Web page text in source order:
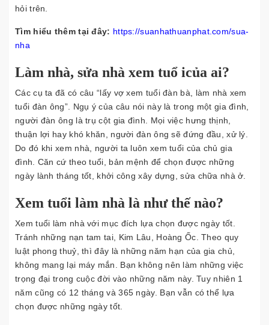
hỏi trên.
Tìm hiểu thêm tại đây: https://suanhathuanphat.com/sua-
nha
Làm nhà, sửa nhà xem tuổ icủa ai?
Các cụ ta đã có câu “lấy vợ xem tuổi đàn bà, làm nhà xem
tuổi đàn ông”. Ngụ ý của câu nói này là trong một gia đình,
người đàn ông là trụ cột gia đình. Mọi việc hưng thịnh,
thuận lợi hay khó khăn, người đàn ông sẽ đứng đầu, xử lý.
Do đó khi xem nhà, người ta luôn xem tuổi của chủ gia
đình. Căn cứ theo tuổi, bản mệnh để chọn được những
ngày lành tháng tốt, khởi công xây dựng, sửa chữa nhà ở.
Xem tuổi làm nhà là như thế nào?
Xem tuổi làm nhà với mục đích lựa chọn được ngày tốt.
Tránh những nạn tam tai, Kim Lâu, Hoàng Ốc. Theo quy
luật phong thuỷ, thì đây là những năm hạn của gia chủ,
không mang lại máy mắn. Bạn không nên làm những việc
trọng đại trong cuộc đời vào những năm này. Tuy nhiên 1
năm cũng có 12 tháng và 365 ngày. Bạn vẫn có thể lựa
chọn được những ngày tốt.